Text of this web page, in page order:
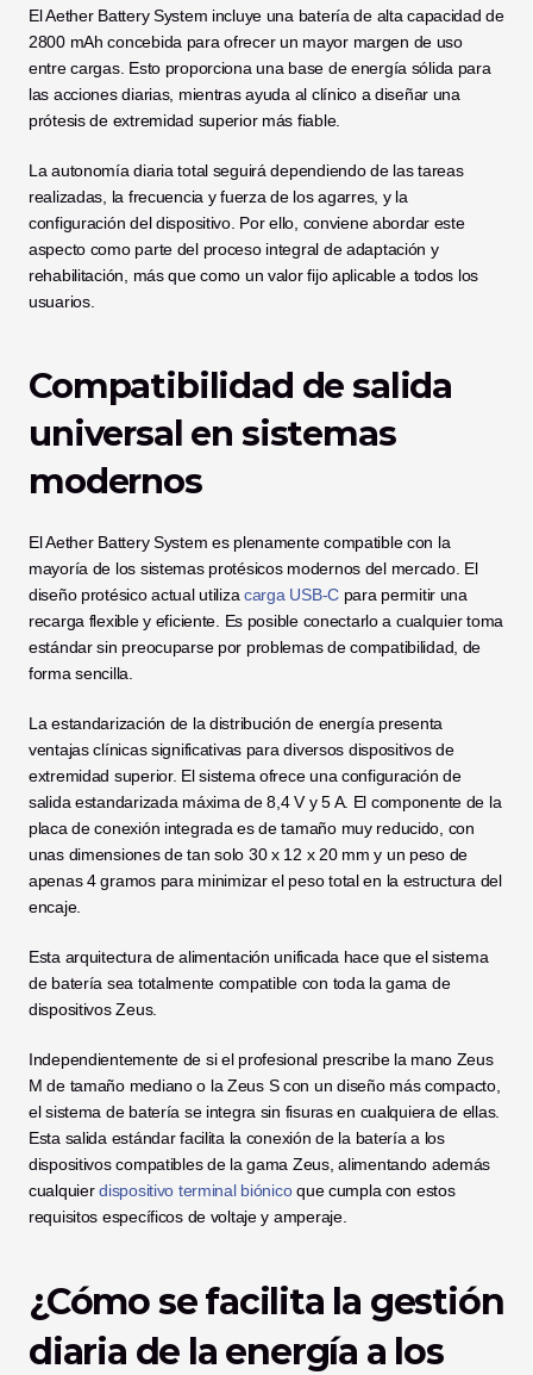
El Aether Battery System incluye una batería de alta capacidad de
2800 mAh concebida para ofrecer un mayor margen de uso
entre cargas. Esto proporciona una base de energía sólida para
las acciones diarias, mientras ayuda al clínico a diseñar una
prótesis de extremidad superior más fiable.
La autonomía diaria total seguirá dependiendo de las tareas
realizadas, la frecuencia y fuerza de los agarres, y la
configuración del dispositivo. Por ello, conviene abordar este
aspecto como parte del proceso integral de adaptación y
rehabilitación, más que como un valor fijo aplicable a todos los
usuarios.
Compatibilidad de salida
universal en sistemas
modernos
El Aether Battery System es plenamente compatible con la
mayoría de los sistemas protésicos modernos del mercado. El
diseño protésico actual utiliza carga USB-C para permitir una
recarga flexible y eficiente. Es posible conectarlo a cualquier toma
estándar sin preocuparse por problemas de compatibilidad, de
forma sencilla.
La estandarización de la distribución de energía presenta
ventajas clínicas significativas para diversos dispositivos de
extremidad superior. El sistema ofrece una configuración de
salida estandarizada máxima de 8,4 V y 5 A. El componente de la
placa de conexión integrada es de tamaño muy reducido, con
unas dimensiones de tan solo 30 x 12 x 20 mm y un peso de
apenas 4 gramos para minimizar el peso total en la estructura del
encaje.
Esta arquitectura de alimentación unificada hace que el sistema
de batería sea totalmente compatible con toda la gama de
dispositivos Zeus.
Independientemente de si el profesional prescribe la mano Zeus
M de tamaño mediano o la Zeus S con un diseño más compacto,
el sistema de batería se integra sin fisuras en cualquiera de ellas.
Esta salida estándar facilita la conexión de la batería a los
dispositivos compatibles de la gama Zeus, alimentando además
cualquier dispositivo terminal biónico que cumpla con estos
requisitos específicos de voltaje y amperaje.
¿Cómo se facilita la gestión
diaria de la energía a los